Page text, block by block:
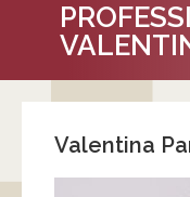
Valentina